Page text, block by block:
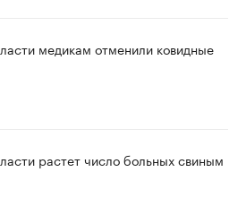
медикам отменили ковидные
растет число больных свиным